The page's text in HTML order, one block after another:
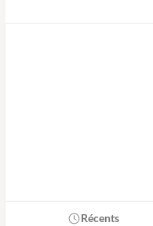
Récents